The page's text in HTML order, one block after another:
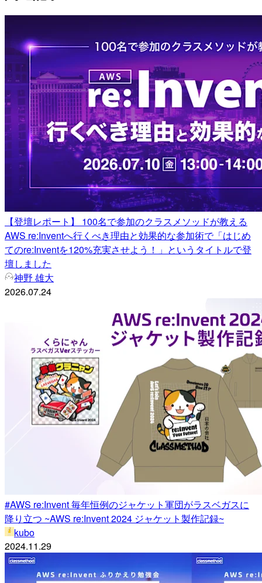
【登壇レポート】 100名で参加のクラスメソッドが教える
AWS re:Inventへ行くべき理由と効果的な参加術で「はじめ
てのre:Inventを120%充実させよう！」というタイトルで登
壇しました
神野 雄大
2026.07.24
#AWS re:Invent 毎年恒例のジャケット軍団がラスベガスに
降り立つ ~AWS re:Invent 2024 ジャケット製作記録~
kubo
2024.11.29